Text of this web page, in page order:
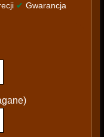
✔ Gwarancja